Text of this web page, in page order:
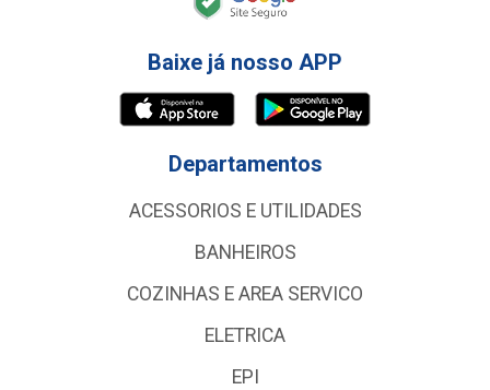
Baixe já nosso APP
Departamentos
ACESSORIOS E UTILIDADES
BANHEIROS
COZINHAS E AREA SERVICO
ELETRICA
EPI